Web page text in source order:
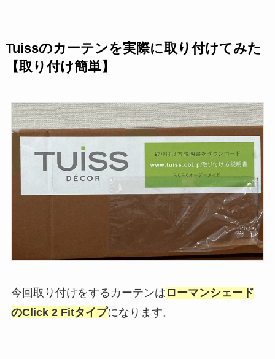
Tuissのカーテンを実際に取り付けてみた
【取り付け簡単】
今回取り付けをするカーテンは ローマンシェード
のClick 2 Fitタイプになります。